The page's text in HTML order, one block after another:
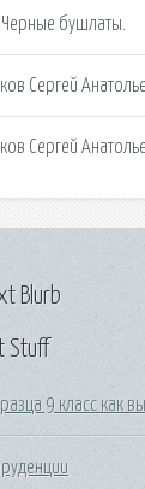
бушлаты.
Сергей
Сергей
Stuff
9 класс как
Blurb